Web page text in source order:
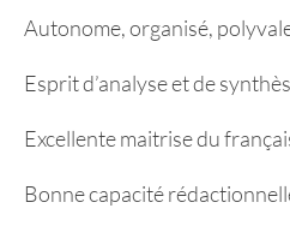
Autonome, organisé,
Esprit d’analyse et de
Excellente maitrise du
Bonne capacité